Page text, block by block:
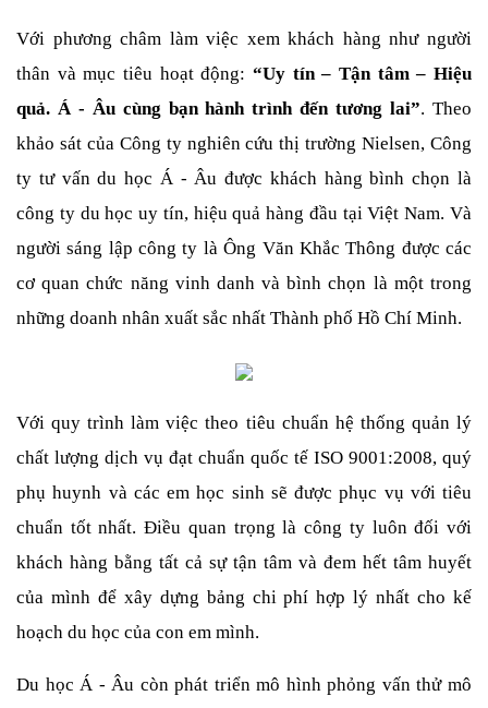
Với phương châm làm việc xem khách hàng như người
thân và mục tiêu hoạt động: “Uy tín – Tận tâm – Hiệu
quả. Á - Âu cùng bạn hành trình đến tương lai”. Theo
khảo sát của Công ty nghiên cứu thị trường Nielsen, Công
ty tư vấn du học Á - Âu được khách hàng bình chọn là
công ty du học uy tín, hiệu quả hàng đầu tại Việt Nam. Và
người sáng lập công ty là Ông Văn Khắc Thông được các
cơ quan chức năng vinh danh và bình chọn là một trong
những doanh nhân xuất sắc nhất Thành phố Hồ Chí Minh.
Với quy trình làm việc theo tiêu chuẩn hệ thống quản lý
chất lượng dịch vụ đạt chuẩn quốc tế ISO 9001:2008, quý
phụ huynh và các em học sinh sẽ được phục vụ với tiêu
chuẩn tốt nhất. Điều quan trọng là công ty luôn đối với
khách hàng bằng tất cả sự tận tâm và đem hết tâm huyết
của mình để xây dựng bảng chi phí hợp lý nhất cho kế
hoạch du học của con em mình.
Du học Á - Âu còn phát triển mô hình phỏng vấn thử mô